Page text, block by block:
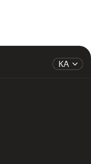
KA